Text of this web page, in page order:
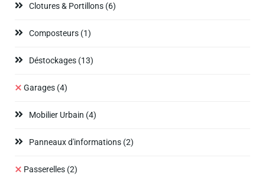
Clotures & Portillons (6)
Composteurs (1)
Déstockages (13)
Garages (4)
Mobilier Urbain (4)
Panneaux d'informations (2)
Passerelles (2)